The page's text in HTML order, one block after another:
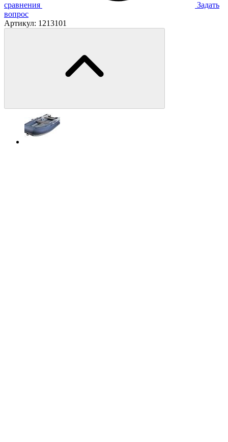
сравнения
Задать
вопрос
Артикул: 1213101